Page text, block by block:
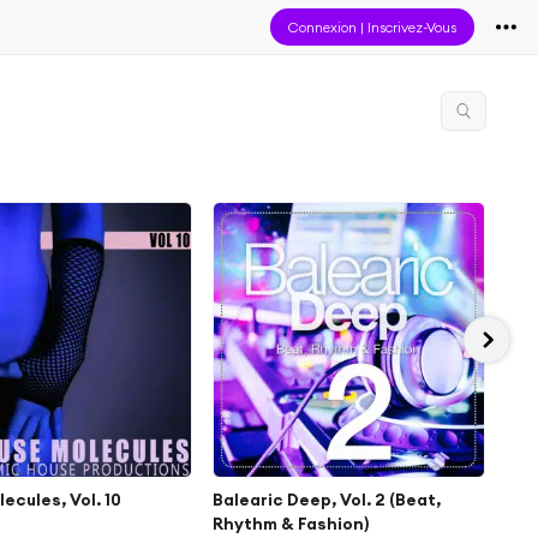
Connexion | Inscrivez-Vous
Vol. 10
Balearic Deep, Vol. 2 (Beat,
Rhythm & Fashion)